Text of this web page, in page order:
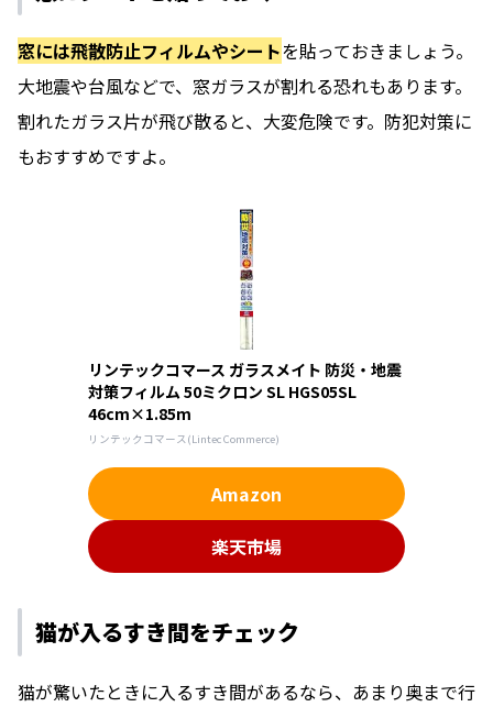
窓には飛散防止フィルムやシートを貼っておきましょう。
大地震や台風などで、窓ガラスが割れる恐れもあります。
割れたガラス片が飛び散ると、大変危険です。防犯対策に
もおすすめですよ。
リンテックコマース ガラスメイト 防災・地震
対策フィルム 50ミクロン SL HGS05SL
46cm×1.85m
リンテックコマース(Lintec Commerce)
Amazon
楽天市場
猫が入るすき間をチェック
猫が驚いたときに入るすき間があるなら、あまり奥まで行